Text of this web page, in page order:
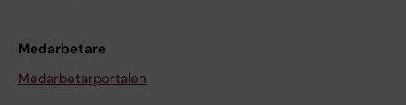
Medarbetare
Medarbetarportalen